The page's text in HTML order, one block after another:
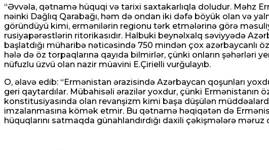
“Əvvəla, qətnamə hüquqi və tarixi saxtakarlıqla doludur. Məhz
nəinki Dağlıq Qarabağı, həm də ondan iki dəfə böyük olan və
göründüyü kimi, ermənilərin regionu tərk etmələrinə görə
rusiyapərəstlərin ritorikasıdır. Halbuki beynəlxalq səviyyədə
başlatdığı müharibə nəticəsində 750 mindən çox azərbaycanlı
hələ də öz torpaqlarına qayıda bilmirlər, çünki onların şəhərləri
nüfuzlu üzvü olan nazir müavini E.Çirielli vurğulayıb.
O, əlavə edib: “Ermənistan ərazisində Azərbaycan qoşunları
geri qaytardılar. Mübahisəli ərazilər yoxdur, çünki Ermənistanın
konstitusiyasında olan revanşizm kimi başa düşülən
imzalanmasına kömək etmir. Bu qətnamə həqiqətən də
hüquqlarını satmaqda günahlandırdığı daxili çəkişmələrə məruz
5
Gəncədə kütləvi dava-bir nəfər öldü
06 Avqust 2026 / 7:59
4